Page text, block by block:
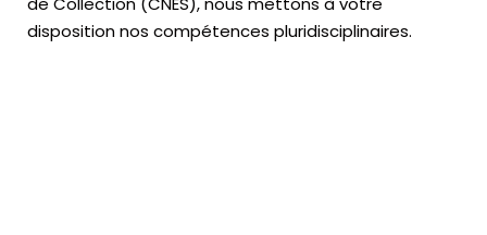
disposition nos compétences pluridisciplinaires.